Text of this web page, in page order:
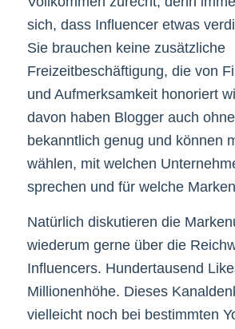
sich, dass Influencer etwas
Sie brauchen keine zusätzliche
Freizeitbeschäftigung, die von
und Aufmerksamkeit honoriert
davon haben Blogger auch
bekanntlich genug und können
wählen, mit welchen
sprechen und für welche
Natürlich diskutieren die
wiederum gerne über die
Influencers. Hundertausend
Millionenhöhe. Dieses
vielleicht noch bei bestimmten